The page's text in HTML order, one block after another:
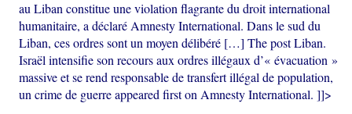
au Liban constitue une violation flagrante du droit international
humanitaire, a déclaré Amnesty International. Dans le sud du
Liban, ces ordres sont un moyen délibéré […] The post Liban.
Israël intensifie son recours aux ordres illégaux d’« évacuation »
massive et se rend responsable de transfert illégal de population,
un crime de guerre appeared first on Amnesty International. ]]>